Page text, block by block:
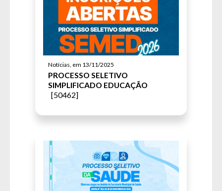
Notícias, em 13/11/2025
PROCESSO SELETIVO
SIMPLIFICADO EDUCAÇÃO
[50462]
Enviar
Horário de Atendimento Presencial: 08h às 14h
Enviar